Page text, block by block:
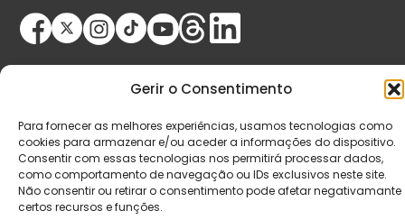
Gerir o Consentimento
Para fornecer as melhores experiências, usamos tecnologias como
cookies para armazenar e/ou aceder a informações do dispositivo.
Consentir com essas tecnologias nos permitirá processar dados,
como comportamento de navegação ou IDs exclusivos neste site.
Não consentir ou retirar o consentimento pode afetar negativamante
certos recursos e funções.
© Copyright 2026 Saída de Emergência. Todos os
direitos reservados.